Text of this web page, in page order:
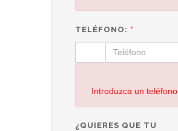
TELÉFONO: *
Introduzca un teléfono.
¿QUIERES QUE TU